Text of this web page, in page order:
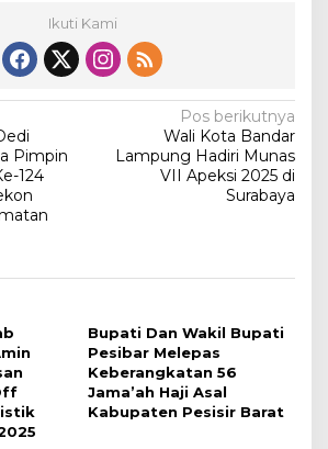
Ikuti Kami
Pimpin
124
Pos berikutnya
Wali Kota Bandar
Lampung Hadiri Munas
VII Apeksi 2025 di
Surabaya
Bupati Dan Wakil Bupati
Pesibar Melepas
Keberangkatan 56
Jama’ah Haji Asal
Kabupaten Pesisir Barat